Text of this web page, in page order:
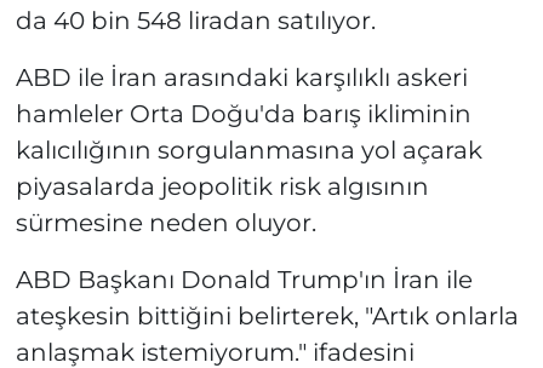
da 40 bin 548 liradan satılıyor.
ABD ile İran arasındaki karşılıklı askeri
hamleler Orta Doğu'da barış ikliminin
kalıcılığının sorgulanmasına yol açarak
piyasalarda jeopolitik risk algısının
sürmesine neden oluyor.
ABD Başkanı Donald Trump'ın İran ile
ateşkesin bittiğini belirterek, "Artık onlarla
anlaşmak istemiyorum." ifadesini